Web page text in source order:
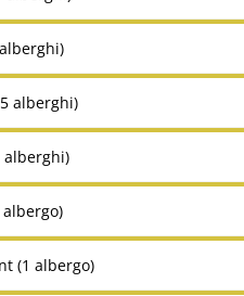
alberghi)
alberghi)
(1 albergo)